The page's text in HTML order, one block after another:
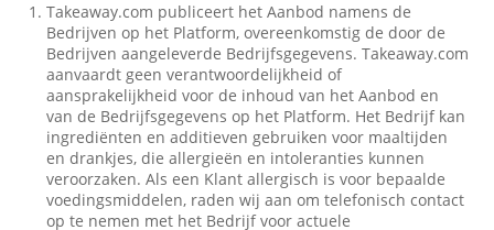
Takeaway.com publiceert het Aanbod namens de
Bedrijven op het Platform, overeenkomstig de door de
Bedrijven aangeleverde Bedrijfsgegevens. Takeaway.com
aanvaardt geen verantwoordelijkheid of
aansprakelijkheid voor de inhoud van het Aanbod en
van de Bedrijfsgegevens op het Platform. Het Bedrijf kan
ingrediënten en additieven gebruiken voor maaltijden
en drankjes, die allergieën en intoleranties kunnen
veroorzaken. Als een Klant allergisch is voor bepaalde
voedingsmiddelen, raden wij aan om telefonisch contact
op te nemen met het Bedrijf voor actuele